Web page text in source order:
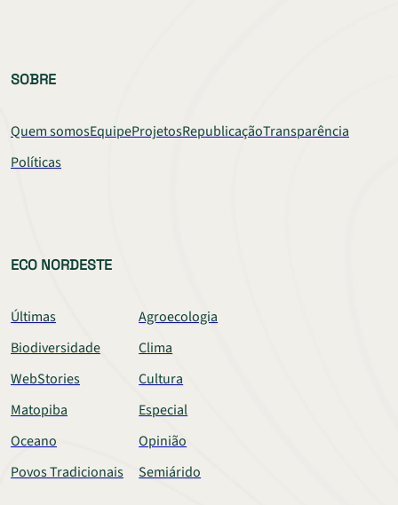
SOBRE
Quem somosEquipeProjetosRepublicaçãoTransparência
Políticas
ECO NORDESTE
Últimas
Agroecologia
Biodiversidade
Clima
WebStories
Cultura
Matopiba
Especial
Oceano
Opinião
Povos Tradicionais
Semiárido